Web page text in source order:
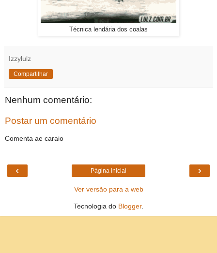
Técnica lendária dos coalas
Izzylulz
Compartilhar
Nenhum comentário:
Postar um comentário
Comenta ae caraio
‹ ›
Página inicial
Ver versão para a web
Tecnologia do Blogger.